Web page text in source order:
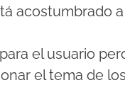
acostumbrado
el usuario
el tema de